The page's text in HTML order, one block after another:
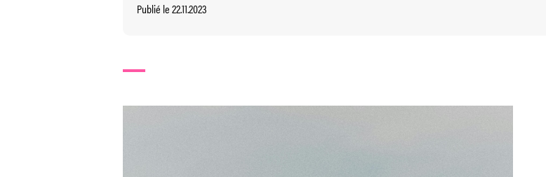
Publié le 22.11.2023